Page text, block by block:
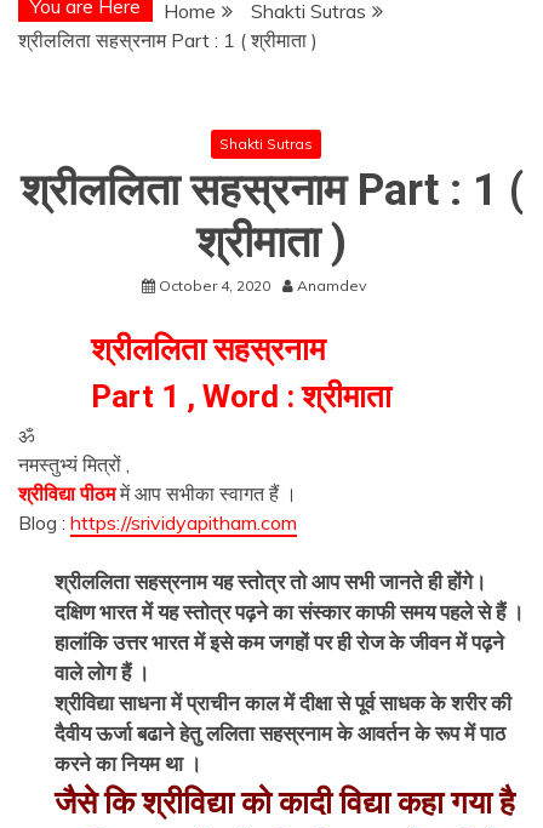
You are Here Home
Shakti Sutras
श्रीललिता सहस्रनाम Part : 1 ( श्रीमाता )
Shakti Sutras
श्रीललिता सहस्रनाम Part : 1 (
श्रीमाता )
October 4, 2020 Anamdev
श्रीललिता सहस्रनाम
Part 1 , Word : श्रीमाता
ॐ
नमस्तुभ्यं मित्रों ,
श्रीविद्या पीठममें आप सभीका स्वागत हैं ।
Blog : https://srividyapitham.com
श्रीललिता सहस्रनाम यह स्तोत्र तो आप सभी जानते ही होंगे।
दक्षिण भारत में यह स्तोत्र पढ़ने का संस्कार काफी समय पहले से हैं ।
हालांकि उत्तर भारत में इसे कम जगहों पर ही रोज के जीवन में पढ़ने
वाले लोग हैं ।
श्रीविद्या साधना में प्राचीन काल में दीक्षा से पूर्व साधक के शरीर की
दैवीय ऊर्जा बढाने हेतु ललिता सहस्रनाम के आवर्तन के रूप में पाठ
करने का नियम था ।
जैसे कि श्रीविद्या को कादी विद्या कहा गया है